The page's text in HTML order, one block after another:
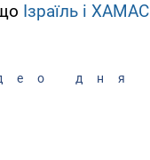
Ізраїль і ХАМАС
дня